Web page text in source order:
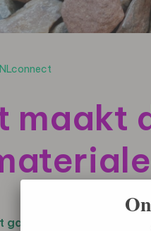
maakt
sectorbrede